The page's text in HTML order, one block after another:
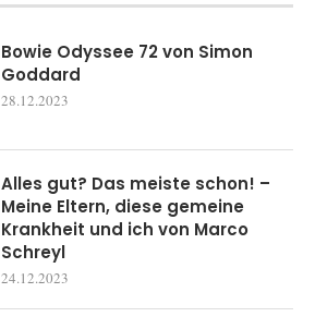
Bowie Odyssee 72 von Simon
Goddard
28.12.2023
Alles gut? Das meiste schon! –
Meine Eltern, diese gemeine
Krankheit und ich von Marco
Schreyl
24.12.2023